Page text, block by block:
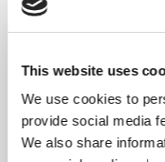
This website uses
We use cookies to
provide social media
We also share
Longitud de la hoja
Material de la hoja
Uso y mantenimiento